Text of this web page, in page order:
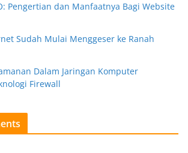
Pengertian dan Manfaatnya Bagi Website
Sudah Mulai Menggeser ke Ranah
Dalam Jaringan Komputer
Firewall